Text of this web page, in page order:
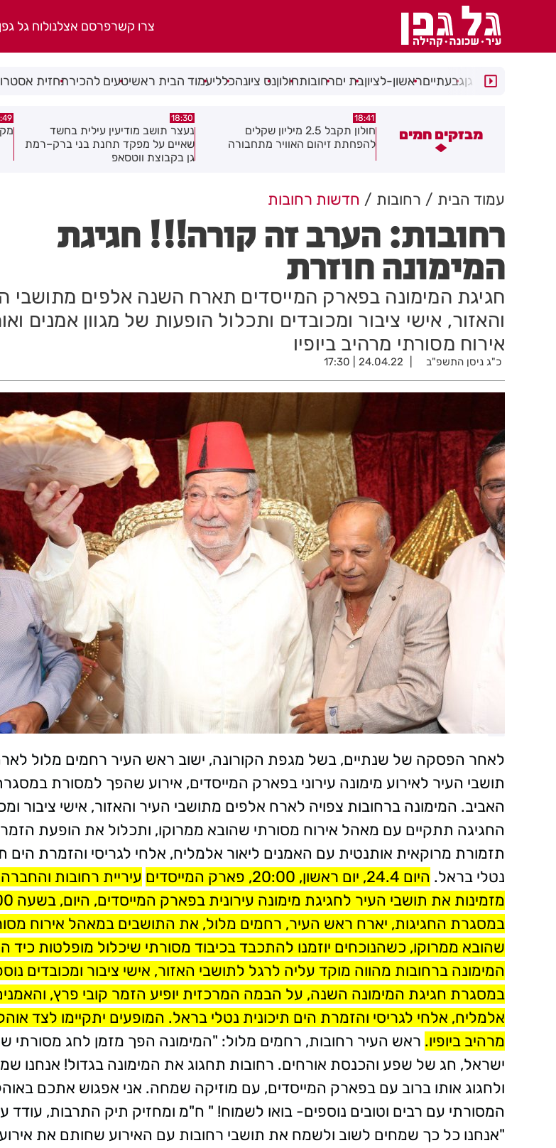
צרו קשרפרסם אצלנולוח גל גפן
רמת גןגבעתייםראשון-לציוןבת יםרחובותחולוןנס ציונהכלליעמוד הבית ראשיטעים להכירתחזית
מבזקים חמים
חולון תקבל 2.5 מיליון שקלים
להפחתת זיהום האוויר מתחבורה
18:30
נעצר תושב מודיעין עילית בחשד
שאיים על מפקד תחנת בני ברק–רמת
17:49
מקהלה אחת לכולם בראשון לציון
עמוד הבית רחובות חדשות רחובות
רחובות: הערב זה קורה!!! חגיגת
המימונה חוזרת
חגיגת המימונה בפארק המייסדים תארח השנה אלפים מתושבי
והאזור, אישי ציבור ומכובדים ותכלול הופעות של מגוון אמנים
אירוח מסורתי מרהיב ביופיו
כ"ג ניסן התשפ"ב 24.04.22 | 17:30
לאחר הפסקה של שנתיים, בשל מגפת הקורונה, ישוב ראש העיר רחמים מלול
תושבי העיר לאירוע מימונה עירוני בפארק המייסדים, אירוע שהפך למסורת
האביב. המימונה ברחובות צפויה לארח אלפים מתושבי העיר והאזור, אישי ציבור
החגיגה תתקיים עם מאהל אירוח מסורתי שהובא ממרוקו, ותכלול את הופעת הזמר
תזמורת מרוקאית אותנטית עם האמנים ליאור אלמליח, אלחי לגריסי והזמרת הים
נטלי בראל. היום 24.4, יום ראשון, 20:00, פארק המייסדים
עיריית רחובות
במסגרת החגיגות, יארח ראש העיר, רחמים מלול, את התושבים במאהל אירוח
שהובא ממרוקו, כשהנוכחים יוזמנו להתכבד בכיבוד מסורתי שיכלול מופלטות כיד
המימונה ברחובות מהווה מוקד עליה לרגל לתושבי האזור, אישי ציבור ומכובדים
במסגרת חגיגת המימונה השנה, על הבמה המרכזית יופיע הזמר קובי פרץ,
אלמליח, אלחי לגריסי והזמרת הים תיכונית נטלי בראל. המופעים יתקיימו לצד אוהל
מרהיב ביופיו. ראש העיר רחובות, רחמים מלול: "המימונה הפך מזמן לחג מסורתי
ישראל, חג של שפע והכנסת אורחים. רחובות תחגוג את המימונה בגדול! אנחנו
ולחגוג אותו ברוב עם בפארק המייסדים, עם מוזיקה שמחה. אני אפגוש אתכם
המסורתי עם רבים וטובים נוספים- בואו לשמוח! " ח"מ ומחזיק תיק התרבות, עודד
"אנחנו כל כך שמחים לשוב ולשמח את תושבי רחובות עם האירוע שחותם את